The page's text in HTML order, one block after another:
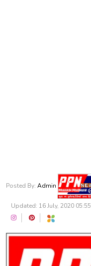
Posted By: Admin
Updated: 16 July, 2020 05:55